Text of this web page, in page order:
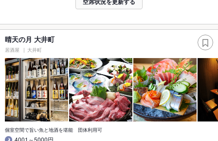
晴天の月 大井町
居酒屋 大井町
個室空間で旨い魚と地酒を堪能 団体利用可
4001～5000円